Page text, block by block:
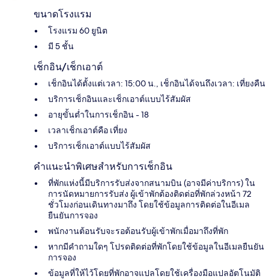
ขนาดโรงแรม
โรงแรม 60 ยูนิต
มี 5 ชั้น
เช็กอิน/เช็กเอาต์
เช็กอินได้ตั้งแต่เวลา: 15:00 น., เช็กอินได้จนถึงเวลา: เที่ยงคืน
บริการเช็กอินและเช็กเอาต์แบบไร้สัมผัส
อายุขั้นต่ำในการเช็กอิน - 18
เวลาเช็กเอาต์คือ เที่ยง
บริการเช็กเอาต์แบบไร้สัมผัส
คำแนะนำพิเศษสำหรับการเช็กอิน
ที่พักแห่งนี้มีบริการรับส่งจากสนามบิน (อาจมีค่าบริการ) ใน
การนัดหมายการรับส่ง ผู้เข้าพักต้องติดต่อที่พักล่วงหน้า 72
ชั่วโมงก่อนเดินทางมาถึง โดยใช้ข้อมูลการติดต่อในอีเมล
ยืนยันการจอง
พนักงานต้อนรับจะรอต้อนรับผู้เข้าพักเมื่อมาถึงที่พัก
หากมีคำถามใดๆ โปรดติดต่อที่พักโดยใช้ข้อมูลในอีเมลยืนยัน
การจอง
ข้อมูลที่ให้ไว้โดยที่พักอาจแปลโดยใช้เครื่องมือแปลอัตโนมัติ